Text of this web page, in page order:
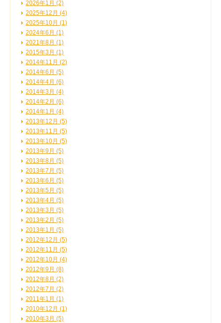
2026年1月 (2)
2025年12月 (4)
2025年10月 (1)
2024年6月 (1)
2021年8月 (1)
2015年3月 (1)
2014年11月 (2)
2014年6月 (5)
2014年4月 (6)
2014年3月 (4)
2014年2月 (6)
2014年1月 (4)
2013年12月 (5)
2013年11月 (5)
2013年10月 (5)
2013年9月 (5)
2013年8月 (5)
2013年7月 (5)
2013年6月 (5)
2013年5月 (5)
2013年4月 (5)
2013年3月 (5)
2013年2月 (5)
2013年1月 (5)
2012年12月 (5)
2012年11月 (5)
2012年10月 (4)
2012年9月 (8)
2012年8月 (2)
2012年7月 (2)
2011年1月 (1)
2010年12月 (1)
2010年3月 (5)